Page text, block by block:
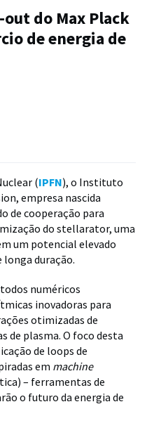
do Max Plack
de energia de
(IPFN), o Instituto
empresa nascida
de cooperação para
do stellarator, uma
um potencial elevado
duração.
numéricos
inovadoras para
otimizadas de
de plasma. O foco desta
de loops de
em machine
– ferramentas de
o futuro da energia de